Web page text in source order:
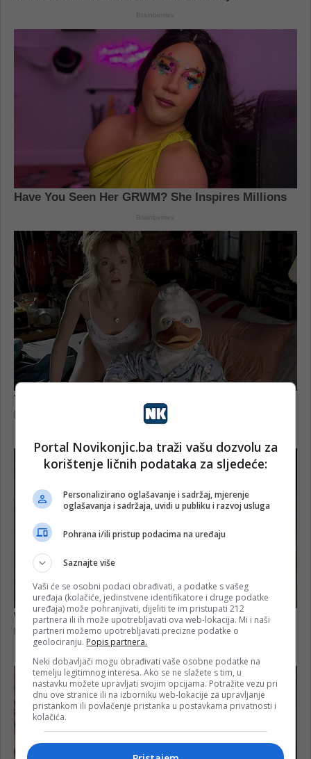
Portal Novikonjic.ba traži vašu dozvolu za
korištenje ličnih podataka za sljedeće:
Personalizirano oglašavanje i sadržaj, mjerenje
oglašavanja i sadržaja, uvidi u publiku i razvoj usluga
Pohrana i/ili pristup podacima na uređaju
Saznajte više
Vaši će se osobni podaci obrađivati, a podatke s vašeg
uređaja (kolačiće, jedinstvene identifikatore i druge podatke
uređaja) može pohranjivati, dijeliti te im pristupati 212
partnera ili ih može upotrebljavati ova web-lokacija. Mi i naši
partneri možemo upotrebljavati precizne podatke o
geolociranju. Popis partnera.
Neki dobavljači mogu obrađivati vaše osobne podatke na
temelju legitimnog interesa. Ako se ne slažete s tim, u
nastavku možete upravljati svojim opcijama. Potražite vezu pri
dnu ove stranice ili na izborniku web-lokacije za upravljanje
pristankom ili povlačenje pristanka u postavkama privatnosti i
kolačića.